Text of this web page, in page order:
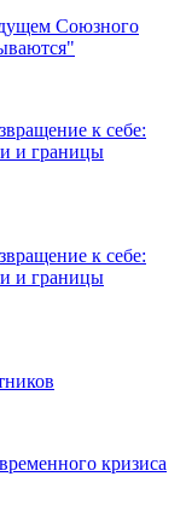
Союзного
к себе:
и границы
к себе:
и границы
кризиса